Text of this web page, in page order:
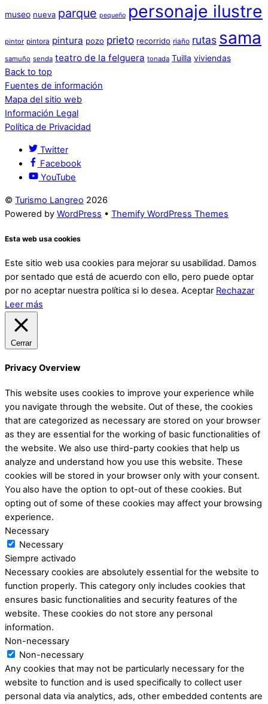
museo nueva parque pequeño personaje ilustre
pintor pintora pintura pozo prieto recorrido riaño rutas sama
samuño senda teatro de la felguera tonada Tuilla viviendas
Back to top
Fuentes de información
Mapa del sitio web
Información Legal
Política de Privacidad
Twitter
Facebook
YouTube
© Turismo Langreo 2026
Powered by WordPress • Themify WordPress Themes
Esta web usa cookies
Este sitio web usa cookies para mejorar su usabilidad. Damos
por sentado que está de acuerdo con ello, pero puede optar
por no aceptar nuestra política si lo desea. Aceptar Rechazar
Leer más
Cerrar
Privacy Overview
This website uses cookies to improve your experience while
you navigate through the website. Out of these, the cookies
that are categorized as necessary are stored on your browser
as they are essential for the working of basic functionalities of
the website. We also use third-party cookies that help us
analyze and understand how you use this website. These
cookies will be stored in your browser only with your consent.
You also have the option to opt-out of these cookies. But
opting out of some of these cookies may affect your browsing
experience.
Necessary
Necessary
Siempre activado
Necessary cookies are absolutely essential for the website to
function properly. This category only includes cookies that
ensures basic functionalities and security features of the
website. These cookies do not store any personal
information.
Non-necessary
Non-necessary
Any cookies that may not be particularly necessary for the
website to function and is used specifically to collect user
personal data via analytics, ads, other embedded contents are